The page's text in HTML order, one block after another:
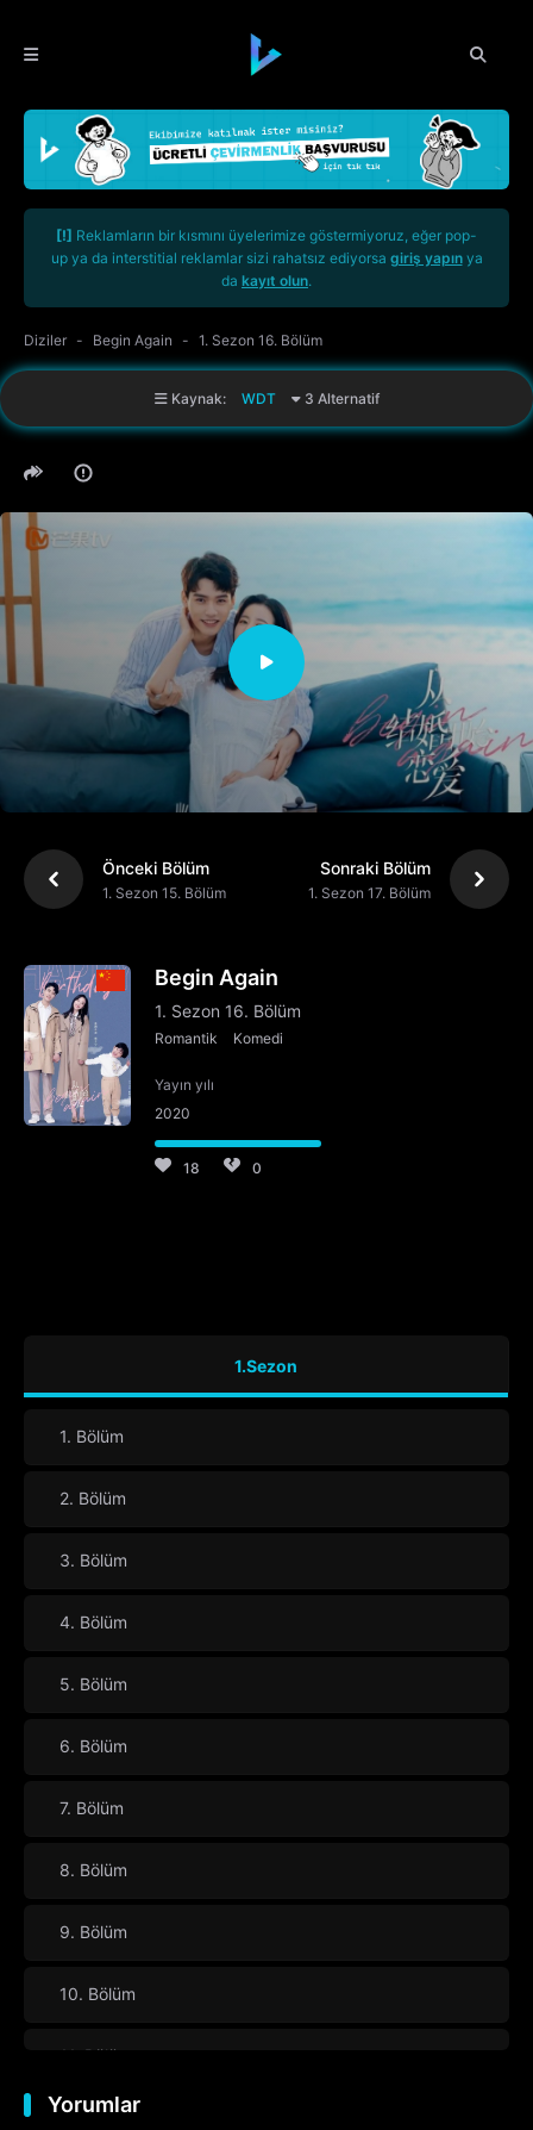
[!] Reklamların bir kısmını üyelerimize göstermiyoruz, eğer pop-
up ya da interstitial reklamlar sizi rahatsız ediyorsa giriş yapınya
da kayıt olun.
Diziler Begin Again 1. Sezon 16. Bölüm
Kaynak: WDT 3 Alternatif
Önceki Bölüm
1. Sezon 15. Bölüm
Sonraki Bölüm
1. Sezon 17. Bölüm
Begin Again
1. Sezon 16. Bölüm
Romantik Komedi
Yayın yılı
2020
18 0
1.Sezon
1. Bölüm
2. Bölüm
3. Bölüm
4. Bölüm
5. Bölüm
6. Bölüm
7. Bölüm
8. Bölüm
9. Bölüm
10. Bölüm
11. Bölüm
12. Bölüm
Yorumlar